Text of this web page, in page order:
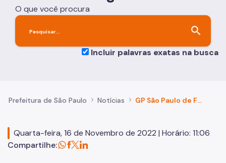
O que você procura
search
Incluir palavras exatas na busca
Prefeitura de São Paulo Notícias GP São Paulo de F1 traz impacto econômico de R$ 1,3 bilhão para a capital paulista
Quarta-feira, 16 de Novembro de 2022 | Horário: 11:06
Compartilhe: